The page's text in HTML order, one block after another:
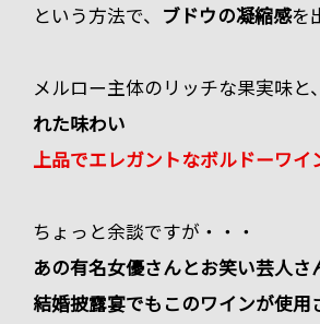
という方法で、 ブドウの凝縮感を
メルロー主体のリッチな果実味と、
れた味わい
上品でエレガントなボルドーワイ
ちょっと余談ですが・・・
あの有名女優さんとお笑い芸人さ
結婚披露宴でもこのワインが使用